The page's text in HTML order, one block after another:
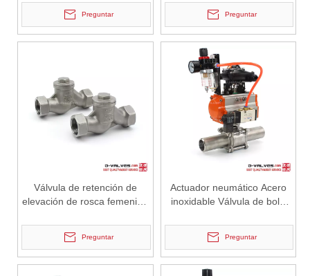
2026-07-01
J-VALVES fabricante de válvulas de mariposa tipo oblea de
compuerta
Preguntar Preguntar
Válvula de retención de
elevación de rosca femenina
Preguntar
Actuador neumático Acero
inoxidable Válvula de bola
extendida de tres piezas
Preguntar